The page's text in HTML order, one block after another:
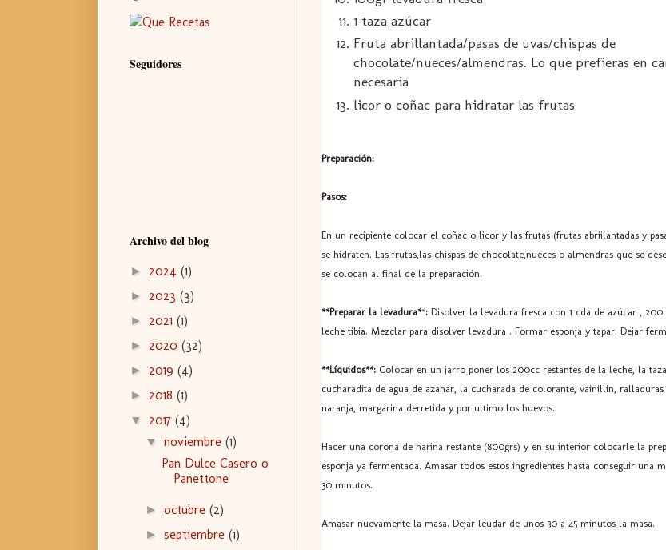
1 taza azúcar
Fruta abrillantada/pasas de uvas/chispas de
chocolate/nueces/almendras. Lo que prefieras en
necesaria
licor o coñac para hidratar las frutas
Preparación:
Pasos:
En un recipiente colocar el coñac o licor y las frutas (frutas abriilantadas y
se hidraten. Las frutas,las chispas de chocolate,nueces o almendras que se
se colocan al final de la preparación.
**Preparar la levadura**: Disolver la levadura fresca con 1 cda de azúcar ,
leche tibia. Mezclar para disolver levadura . Formar esponja y tapar. Dejar
**Líquidos**: Colocar en un jarro poner los 200cc restantes de la leche, la
cucharadita de agua de azahar, la cucharada de colorante, vainillin,
naranja, margarina derretida y por ultimo los huevos.
Hacer una corona de harina restante (800grs) y en su interior colocarle la
esponja ya fermentada. Amasar todos estos ingredientes hasta conseguir una
30 minutos.
Amasar nuevamente la masa. Dejar leudar de unos 30 a 45 minutos la masa.
Seguidores
Archivo del blog
► 2024 (1)
► 2023 (3)
► 2021 (1)
► 2020 (32)
► 2019 (4)
► 2018 (1)
▼ 2017 (4)
▼noviembre(1)
Pan Dulce Casero o
Panettone
►octubre(2)
►septiembre(1)